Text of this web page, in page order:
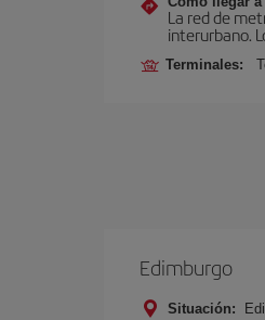
La red de
interurbano.
Terminales:
Edimburgo
Situación: